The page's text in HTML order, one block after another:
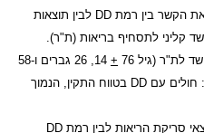
הקשר בין רמת DD לבין תוצאות
קליני לתסחיף בריאות (ת"ר).
+
14, 26 גברים ו-58
חולים עם DD בטווח התקין, הנמוך
סריקת הריאות לבין רמת DD